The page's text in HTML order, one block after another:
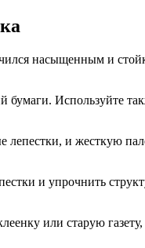
насыщенным и
Используйте
лепестки, и жесткую
и упрочнить
или старую